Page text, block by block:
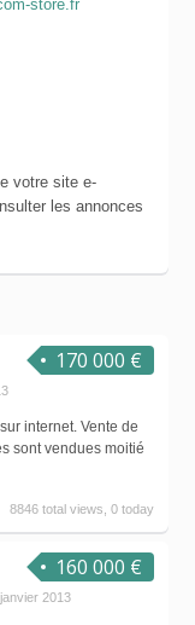
store.fr
votre site e-
les annonces
170 000 €
internet. Vente de
sont vendues moitié
8846 total views, 0 today
160 000 €
2013